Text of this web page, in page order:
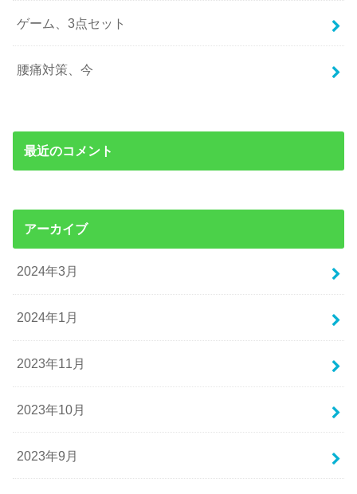
ゲーム、3点セット
腰痛対策、今
最近のコメント
アーカイブ
2024年3月
2024年1月
2023年11月
2023年10月
2023年9月